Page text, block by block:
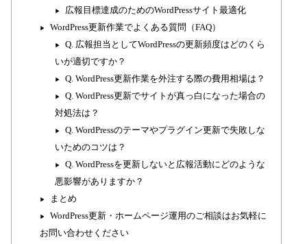
広報目標達成のためのWordPressサイト最適化
WordPress更新作業でよくある質問（FAQ）
Q. 広報担当としてWordPressの更新頻度はどのくら
いが適切ですか？
Q. WordPress更新作業を外注する際の費用相場は？
Q. WordPress更新でサイトが真っ白になった場合の
対処法は？
Q. WordPressのテーマやプラグイン更新で失敗しな
いためのコツは？
Q. WordPressを更新しないと広報活動にどのような
悪影響がありますか？
まとめ
WordPress更新・ホームページ運用のご相談はお気軽に
お問い合わせください